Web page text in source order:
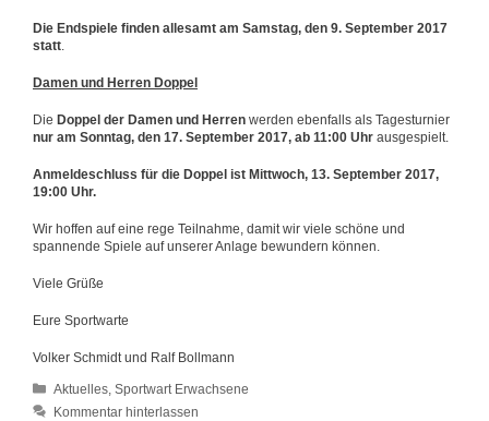
Die Endspiele finden allesamt am Samstag, den 9. September 2017
statt.
Damen und Herren Doppel
Die Doppel der Damen und Herren werden ebenfalls als Tagesturnier
nur am Sonntag, den 17. September 2017, ab 11:00 Uhr ausgespielt.
Anmeldeschluss für die Doppel ist Mittwoch, 13. September 2017,
19:00 Uhr.
Wir hoffen auf eine rege Teilnahme, damit wir viele schöne und
spannende Spiele auf unserer Anlage bewundern können.
Viele Grüße
Eure Sportwarte
Volker Schmidt und Ralf Bollmann
Kategorien
Aktuelles ,Sportwart Erwachsene
Kommentar hinterlassen